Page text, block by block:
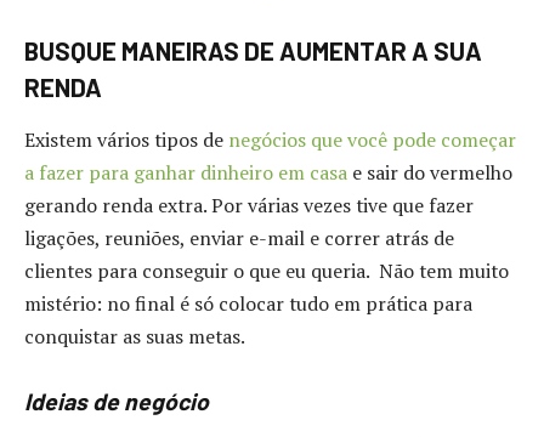
BUSQUE MANEIRAS DE AUMENTAR A SUA
RENDA
Existem vários tipos de negócios que você pode começar
a fazer para ganhar dinheiro em casa e sair do vermelho
gerando renda extra. Por várias vezes tive que fazer
ligações, reuniões, enviar e-mail e correr atrás de
clientes para conseguir o que eu queria. Não tem muito
mistério: no final é só colocar tudo em prática para
conquistar as suas metas.
Ideias de negócio